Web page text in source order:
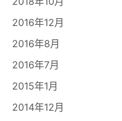
2016年12月
2016年8月
2016年7月
2015年1月
2014年12月